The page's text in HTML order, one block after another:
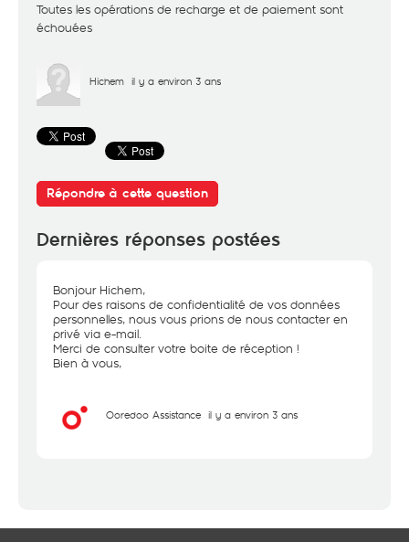
Toutes les opérations de recharge et de paiement sont
échouées
Hichem il y a environ 3 ans
Répondre à cette question
Dernières réponses postées
Bonjour Hichem,
Pour des raisons de confidentialité de vos données
personnelles, nous vous prions de nous contacter en
privé via e-mail.
Merci de consulter votre boite de réception !
Bien à vous,
Ooredoo Assistance il y a environ 3 ans